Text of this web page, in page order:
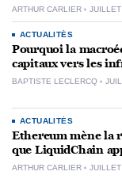
ARTHUR CARLIER
ACTUALITÉS
Pourquoi la
capitaux vers les
BAPTISTE LECLERCQ
ACTUALITÉS
Ethereum mène la
que LiquidChain
ARTHUR CARLIER